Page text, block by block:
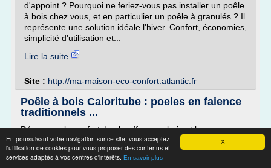
X
En poursuivant votre navigation sur ce site, vous acceptez
l'utilisation de cookies pour vous proposer des contenus et
services adaptés à vos centres d'intérêts. En savoir plus
d'appoint ? Pourquoi ne feriez-vous pas installer un poêle
à bois chez vous, et en particulier un poêle à granulés ? Il
représente une solution idéale l'hiver. Confort, économies,
simplicité d'utilisation et...
Lire la suite
Site : http://ma-maison-eco-confort.atlantic.fr
Poêle à bois Caloritube : poeles en faience
traditionnels ...
Découvrez le confort du chauffage au bois et la
performance énergétique d'un poêle à bois à triple
combustion.